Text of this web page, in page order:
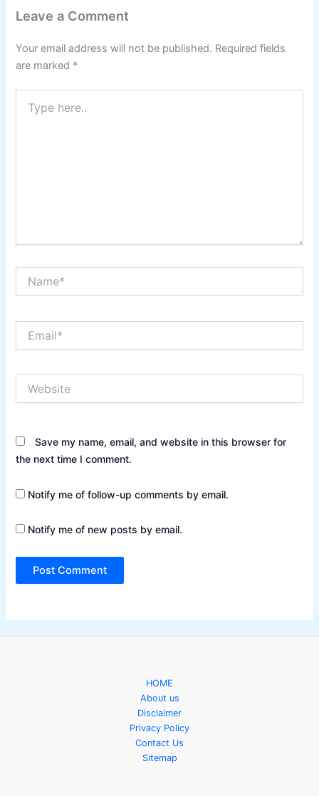
Leave a Comment
Your email address will not be published. Required fields
are marked *
here..
Save my name, email, and website in this browser for
the next time I comment.
Notify me of follow-up comments by email.
Notify me of new posts by email.
HOME
About us
Disclaimer
Privacy Policy
Contact Us
Sitemap